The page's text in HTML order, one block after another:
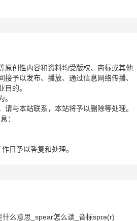
原创性内容和资料均受版权、商标或其他
予以发布、播放、通过信息网络传播、
的。
与本站联系，本站将予以删除等处理。
：
日予以答复和处理。
什么意思_spear怎么读_音标spɪə(r)